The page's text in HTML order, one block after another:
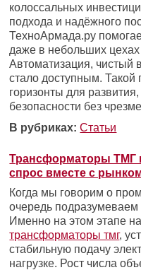
колоссальных
подхода и надёжного
ТехноАрмада.ру
даже в небольших
Автоматизация, чистый
стало доступным.
горизонты для
безопасности без
В рубриках: Статьи
Трансформаторы ТМГ
спрос вместе с
Когда мы говорим о
очередь подразумеваем
Именно на этом этапе
трансформаторы тмг,
стабильную подачу
нагрузке. Рост числа